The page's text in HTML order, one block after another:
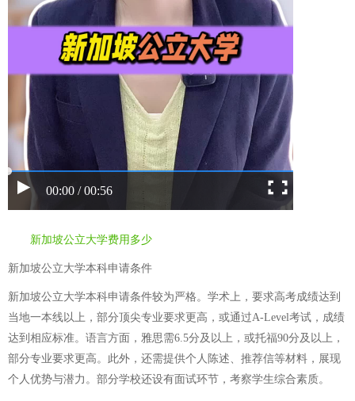
00:00 / 00:56
新加坡公立大学费用多少
新加坡公立大学本科申请条件
新加坡公立大学本科申请条件较为严格。学术上，要求高考成绩达到
当地一本线以上，部分顶尖专业要求更高，或通过A-Level考试，成绩
达到相应标准。语言方面，雅思需6.5分及以上，或托福90分及以上，
部分专业要求更高。此外，还需提供个人陈述、推荐信等材料，展现
个人优势与潜力。部分学校还设有面试环节，考察学生综合素质。